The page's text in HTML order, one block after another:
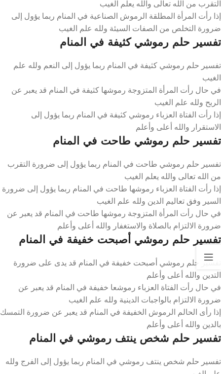
التقرب من الله تعالى والله يعلم الغيب
إذا رأت المرأة المطلقة الرموش الصناعية في المنام ربما يؤول إلى
ضرورة التخلص من الصفات السيئة ولله علم الغيب
تفسير حلم رموشي كثيفة في المنام
تفسير حلم رموشي كثيفة في المنام ربما يؤول إلى النعم ولله علم
الغيب
في حال رأت المرأة المتزوجة رموشها كثيفة في المنام قد يعبر عن
الربح ولله علم الغيب
إذا رأت الفتاة العزباء رموشي كثيفة في المنام ربما يؤول إلى
الاستقرار والله أعلى وأعلم
تفسير حلم رموشي طاحت في المنام
تفسير حلم رموشي طاحت في المنام ربما يؤول إلى ضرورة التقرب
من الله تعالى والله يعلم الغيب
إذا رأت الفتاة العزباء رموشها طاحت في المنام ربما يؤول إلى ضرورة
السير وفق تعاليم الدين ولله علم الغيب
في حال رأت المرأة المتزوجة رموشها طاحت في المنام قد يعبر عن
ضرورة الالتزام بالصلاة والاستغفار والله أعلى وأعلم
تفسير حلم رموشي أصبحت خفيفة في المنام
تفسير حلم رموشي أصبحت خفيفة في المنام قد يدى على ضرورة
التدين والله أعلى وأعلم
في حال رأت الفتاة العزباء رموشعا خفيفة في المنام قد يعبر عن
ضرورة الالتزام بالواجبات الدينية ولله علم الغيب
إذا رأى الحالم الرموش الخفيفة في المنام قد يعبر عن ضرورة التمسك
بالدين والله أعلى وأعلم
تفسير حلم شخص ينتف رموشي في المنام
تفسير حلم شخص ينتف رموشي في المنام ربما يؤول إلى الفرج ولله